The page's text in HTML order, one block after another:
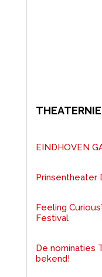
EINDHOVEN
Prinsentheater
Feeling
Festival
De nominaties
bekend!